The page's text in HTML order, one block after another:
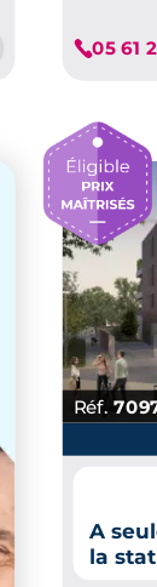
un
05 61
Réf.
A
la